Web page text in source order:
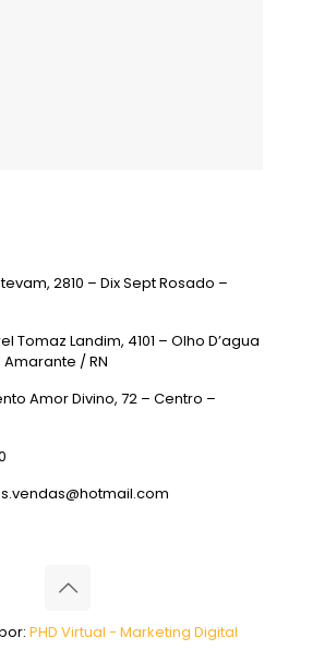
2810 – Dix Sept Rosado –
Tomaz Landim, 4101 – Olho D’agua
/ RN
Amor Divino, 72 – Centro –
PHD Virtual - Marketing Digital